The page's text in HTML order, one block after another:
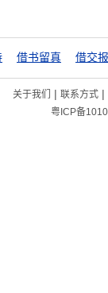
借书留真 借交
关于我们 | 联系方式|
粤ICP备